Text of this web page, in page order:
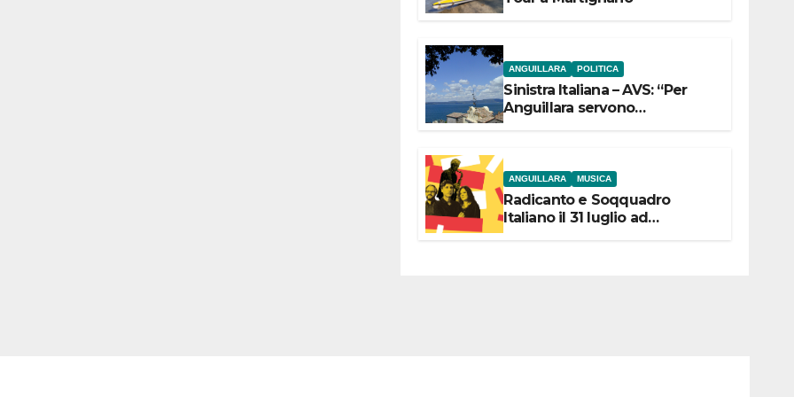
ANGUILLARA POLITICA
Sinistra Italiana – AVS: “Per
Anguillara servono
ANGUILLARA MUSICA
Radicanto e Soqquadro
Italiano il 31 luglio ad